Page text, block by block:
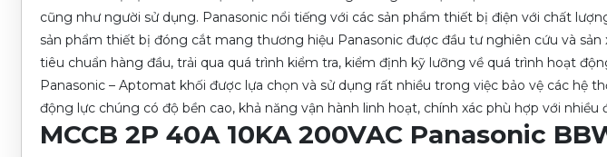
cũng như người sử dụng. Panasonic nổi tiếng với các sản phẩm thiết bị điện với chất
sản phẩm thiết bị đóng cắt mang thương hiệu Panasonic được đầu tư nghiên cứu và
tiêu chuẩn hàng đầu, trải qua quá trình kiểm tra, kiểm định kỹ lưỡng về quá trình hoạt
Panasonic – Aptomat khối được lựa chọn và sử dụng rất nhiều trong việc bảo vệ các hệ
động lực chúng có độ bền cao, khả năng vận hành linh hoạt, chính xác phù hợp với nhiều
MCCB 2P 40A 10KA 200VAC Panasonic